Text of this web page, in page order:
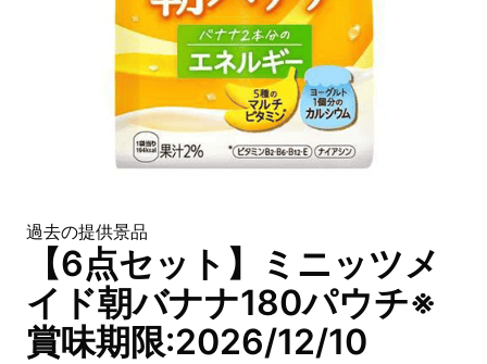
過去の提供景品
【6点セット】ミニッツメ
イド朝バナナ180パウチ※
賞味期限:2026/12/10